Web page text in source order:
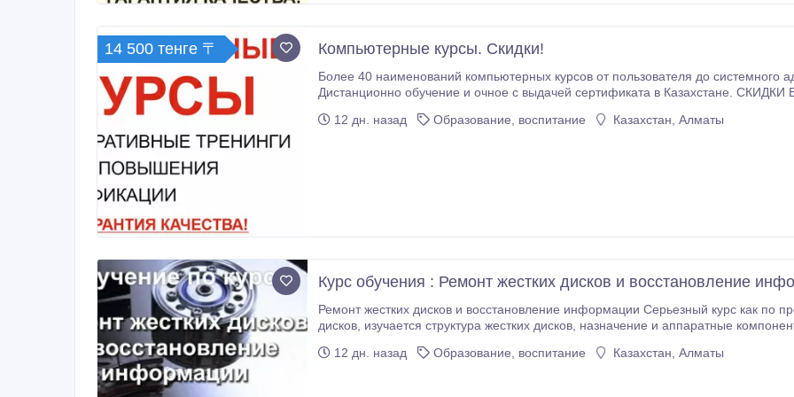
14 500 тенге 〒 Компьютерные курсы. Скидки!
Более 40 наименований компьютерных курсов от пользователя до системного
Дистанционно обучение и очное с выдачей сертификата в Казахстане. СКИДКИ ЕЩЕ ДЕЙСТВУЮТ! Курсы повышения
12 дн. назад
Образование, воспитание Казахстан, Алматы
Курс обучения : Ремонт жестких дисков и восстановление
Ремонт жестких дисков и восстановление информации Серьезный курс как по программному так и аппаратному ремонту жестких
дисков, изучается структура жестких дисков, назначение и аппаратные компоненты жестких дисков. Термины. Классификация
12 дн. назад
Образование, воспитание Казахстан, Алматы